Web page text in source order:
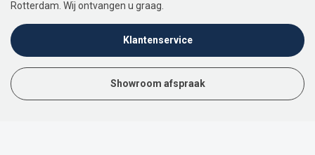
Rotterdam. Wij ontvangen u graag.
Klantenservice
Showroom afspraak